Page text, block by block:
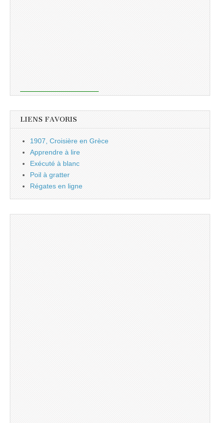
LIENS FAVORIS
1907, Croisière en Grèce
Apprendre à lire
Exécuté à blanc
Poil à gratter
Régates en ligne